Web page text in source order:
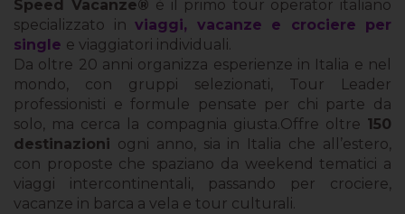
Speed Vacanze® è il primo tour operator italiano
specializzato in viaggi, vacanze e crociere per
single e viaggiatori individuali.
Da oltre 20 anni organizza esperienze in Italia e nel
mondo, con gruppi selezionati, Tour Leader
professionisti e formule pensate per chi parte da
solo, ma cerca la compagnia giusta.Offre oltre 150
destinazioni ogni anno, sia in Italia che all’estero,
con proposte che spaziano da weekend tematici a
viaggi intercontinentali, passando per crociere,
vacanze in barca a vela e tour culturali.